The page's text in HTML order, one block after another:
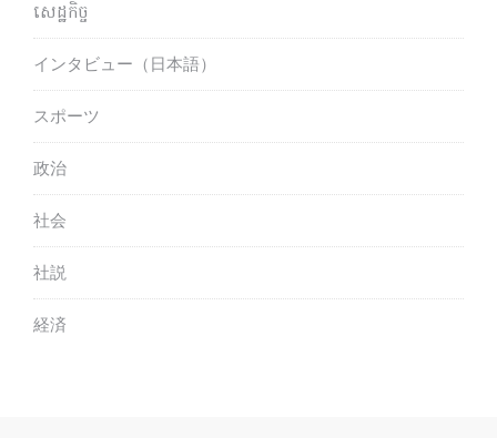
សេដ្ឋកិច្ច
インタビュー（日本語）
スポーツ
政治
社会
社説
経済